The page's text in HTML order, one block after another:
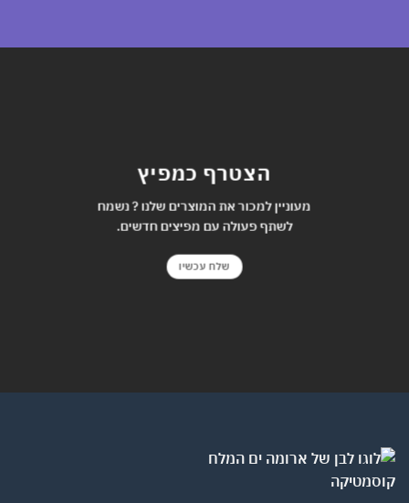
הצטרף כמפיץ
מעוניין למכור את המוצרים שלנו ? נשמח
לשתף פעולה עם מפיצים חדשים.
שלח עכשיו